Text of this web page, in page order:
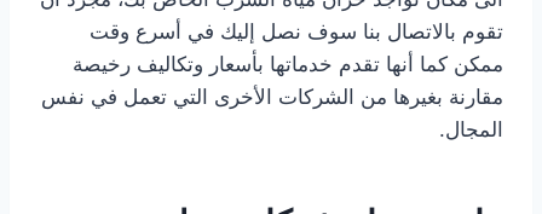
تقوم بالاتصال بنا سوف نصل إليك في أسرع وقت
ممكن كما أنها تقدم خدماتها بأسعار وتكاليف رخيصة
مقارنة بغيرها من الشركات الأخرى التي تعمل في نفس
المجال.